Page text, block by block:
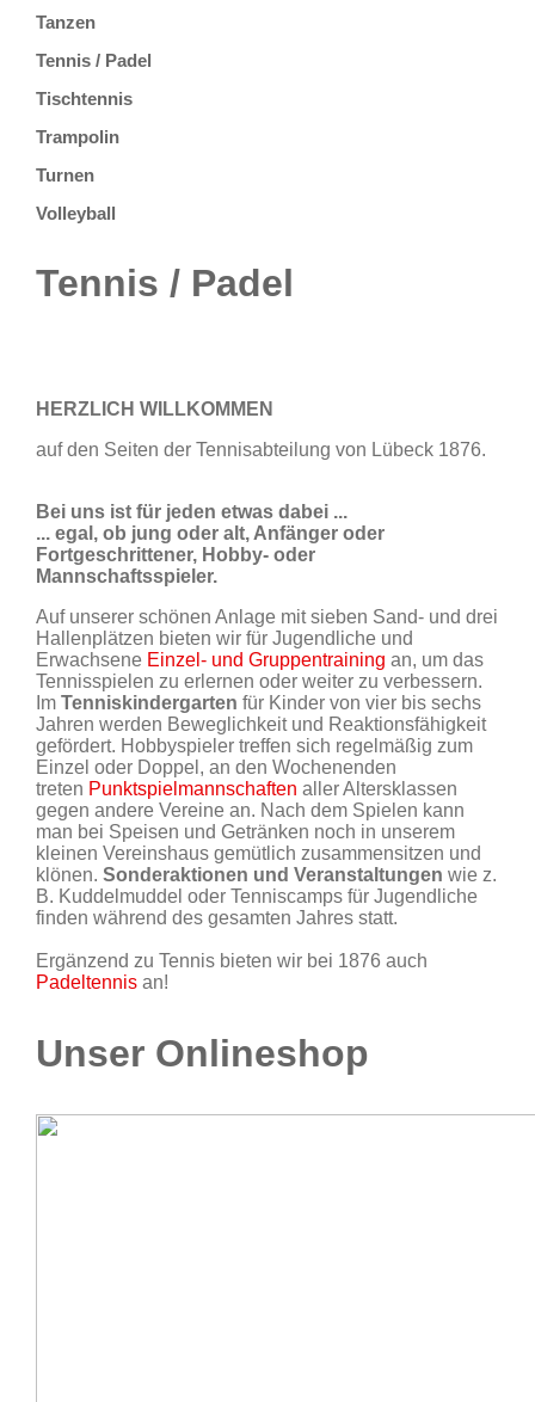
Tanzen
Tennis / Padel
Tischtennis
Trampolin
Turnen
Volleyball
Tennis / Padel
HERZLICH WILLKOMMEN
auf den Seiten der Tennisabteilung von Lübeck 1876.
Bei uns ist für jeden etwas dabei ...
... egal, ob jung oder alt, Anfänger oder
Fortgeschrittener, Hobby- oder
Mannschaftsspieler.
Auf unserer schönen Anlage mit sieben Sand- und drei
Hallenplätzen bieten wir für Jugendliche und
Erwachsene Einzel- und Gruppentraining an, um das
Tennisspielen zu erlernen oder weiter zu verbessern.
Im Tenniskindergarten für Kinder von vier bis sechs
Jahren werden Beweglichkeit und Reaktionsfähigkeit
gefördert. Hobbyspieler treffen sich regelmäßig zum
Einzel oder Doppel, an den Wochenenden
treten Punktspielmannschaften aller Altersklassen
gegen andere Vereine an. Nach dem Spielen kann
man bei Speisen und Getränken noch in unserem
kleinen Vereinshaus gemütlich zusammensitzen und
klönen. Sonderaktionen und Veranstaltungen wie z.
B. Kuddelmuddel oder Tenniscamps für Jugendliche
finden während des gesamten Jahres statt.
Ergänzend zu Tennis bieten wir bei 1876 auch
Padeltennis an!
Unser Onlineshop